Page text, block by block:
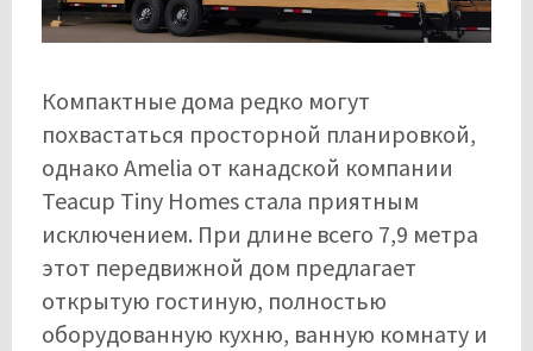
Компактные дома редко могут
похвастаться просторной планировкой,
однако Amelia от канадской компании
Teacup Tiny Homes стала приятным
исключением. При длине всего 7,9 метра
этот передвижной дом предлагает
открытую гостиную, полностью
оборудованную кухню, ванную комнату и